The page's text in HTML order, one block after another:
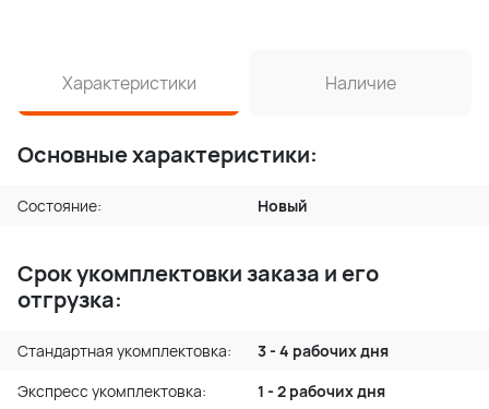
Характеристики Наличие
Основные характеристики:
Состояние: Новый
Срок укомплектовки заказа и его
отгрузка:
Стандартная укомплектовка:
3 - 4 рабочих дня
Экспресс укомплектовка:
1 - 2 рабочих дня